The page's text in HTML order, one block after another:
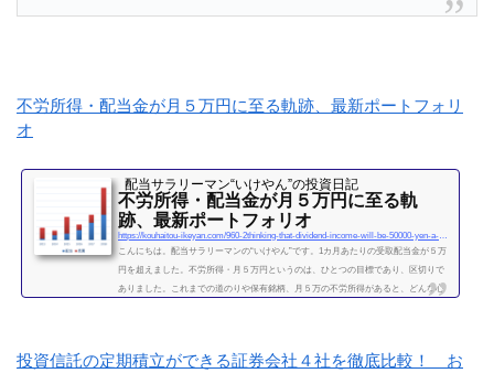
不労所得・配当金が月５万円に至る軌跡、最新ポートフォリ
オ
配当サラリーマン“いけやん”の投資日記 ​
不労所得・配当金が月５万円に至る軌
跡、最新ポートフォリオ
こんにちは。配当サラリーマンの“いけやん”です。1カ月あたりの受取配当金が５万
円を超えました。不労所得・月５万円というのは、ひとつの目標であり、区切りで
ありました。これまでの道のりや保有銘柄、月５万の不労所得があると、どんな心
2019年になり、不労所得という名の受取配当金が月額５万...
投資信託の定期積立ができる証券会社４社を徹底比較！ お